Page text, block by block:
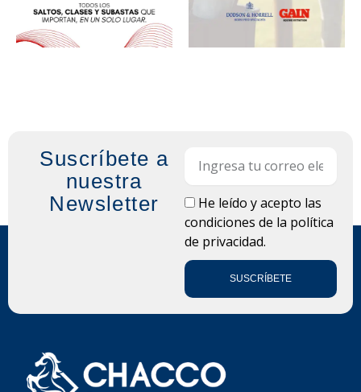
Suscríbete a
nuestra
Newsletter
LOPDHe leído y acepto las
condiciones de la política
de privacidad.
SUSCRÍBETE